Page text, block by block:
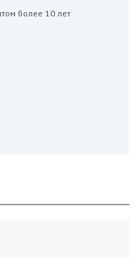
более 10 лет